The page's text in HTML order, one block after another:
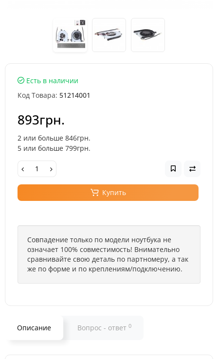
Есть в наличии
Код Товара: 51214001
893грн.
2 или больше 846грн.
5 или больше 799грн.
Купить
Совпадение только по модели ноутбука не
означает 100% совместимость! Внимательно
сравнивайте свою деталь по партномеру, а так
же по форме и по креплениям/подключению.
Описание Вопрос - ответ 0